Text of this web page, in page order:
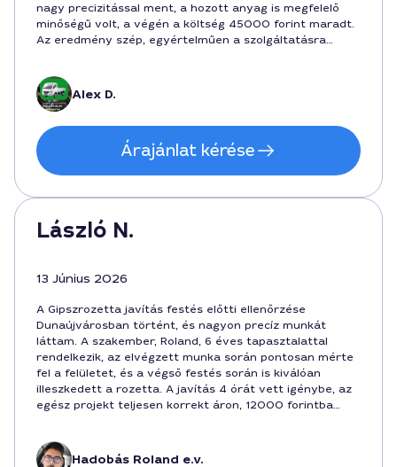
nagy precizitással ment, a hozott anyag is megfelelő
minőségű volt, a végén a költség 45000 forint maradt.
Az eredmény szép, egyértelműen a szolgáltatásra
Alex D.
Árajánlat kérése
László N.
13 Június 2026
A Gipszrozetta javítás festés előtti ellenőrzése
Dunaújvárosban történt, és nagyon precíz munkát
láttam. A szakember, Roland, 6 éves tapasztalattal
rendelkezik, az elvégzett munka során pontosan mérte
fel a felületet, és a végső festés során is kiválóan
illeszkedett a rozetta. A javítás 4 órát vett igénybe, az
egész projekt teljesen korrekt áron, 12000 forintba
Hadobás Roland e.v.